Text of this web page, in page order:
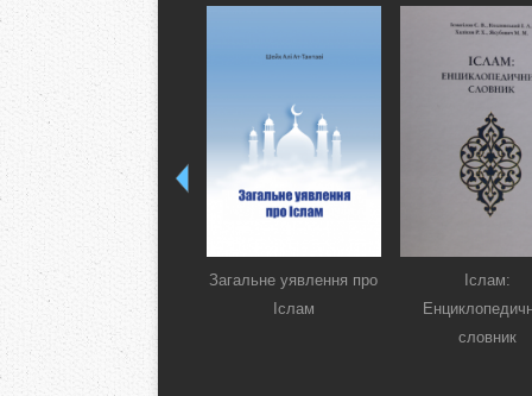
Загальне уявлення про
Іслам
Іслам:
словник